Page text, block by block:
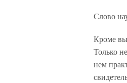
Слово
Кроме
Только
нем